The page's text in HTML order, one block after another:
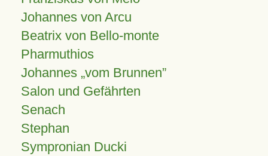
Johannes von Arcu
Beatrix von Bello-monte
Pharmuthios
Johannes vom Brunnen
Salon und Gefährten
Senach
Stephan
Sympronian Ducki